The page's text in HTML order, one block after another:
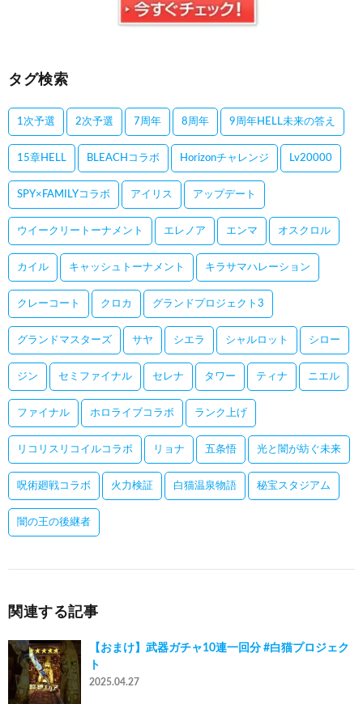
タグ検索
1次予選 2次予選 7周年 8周年 9周年HELL未来の答え
15章HELL BLEACHコラボ Horizonチャレンジ Lv20000
SPY×FAMILYコラボ アイリス アップデート
ウイークリートーナメント エレノア エンマ オスクロル
カイル キャッシュトーナメント キラサマハレーション
クレーコート クロカ グランドプロジェクト3
グランドマスターズ サヤ シエラ シャルロット シロー
ジン セミファイナル セレナ タワー ティナ ニエル
ファイナル ホロライブコラボ ランク上げ
リコリスリコイルコラボ リョナ 五条悟 光と闇が紡ぐ未来
呪術廻戦コラボ 火力検証 白猫温泉物語 秘宝スタジアム
闇の王の後継者
関連する記事
【おまけ】武器ガチャ10連一回分 #白猫プロジェク
ト
2025.04.27